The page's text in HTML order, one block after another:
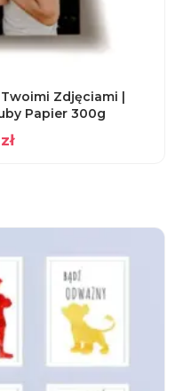
Zdjęciami |
Papier 300g
zł